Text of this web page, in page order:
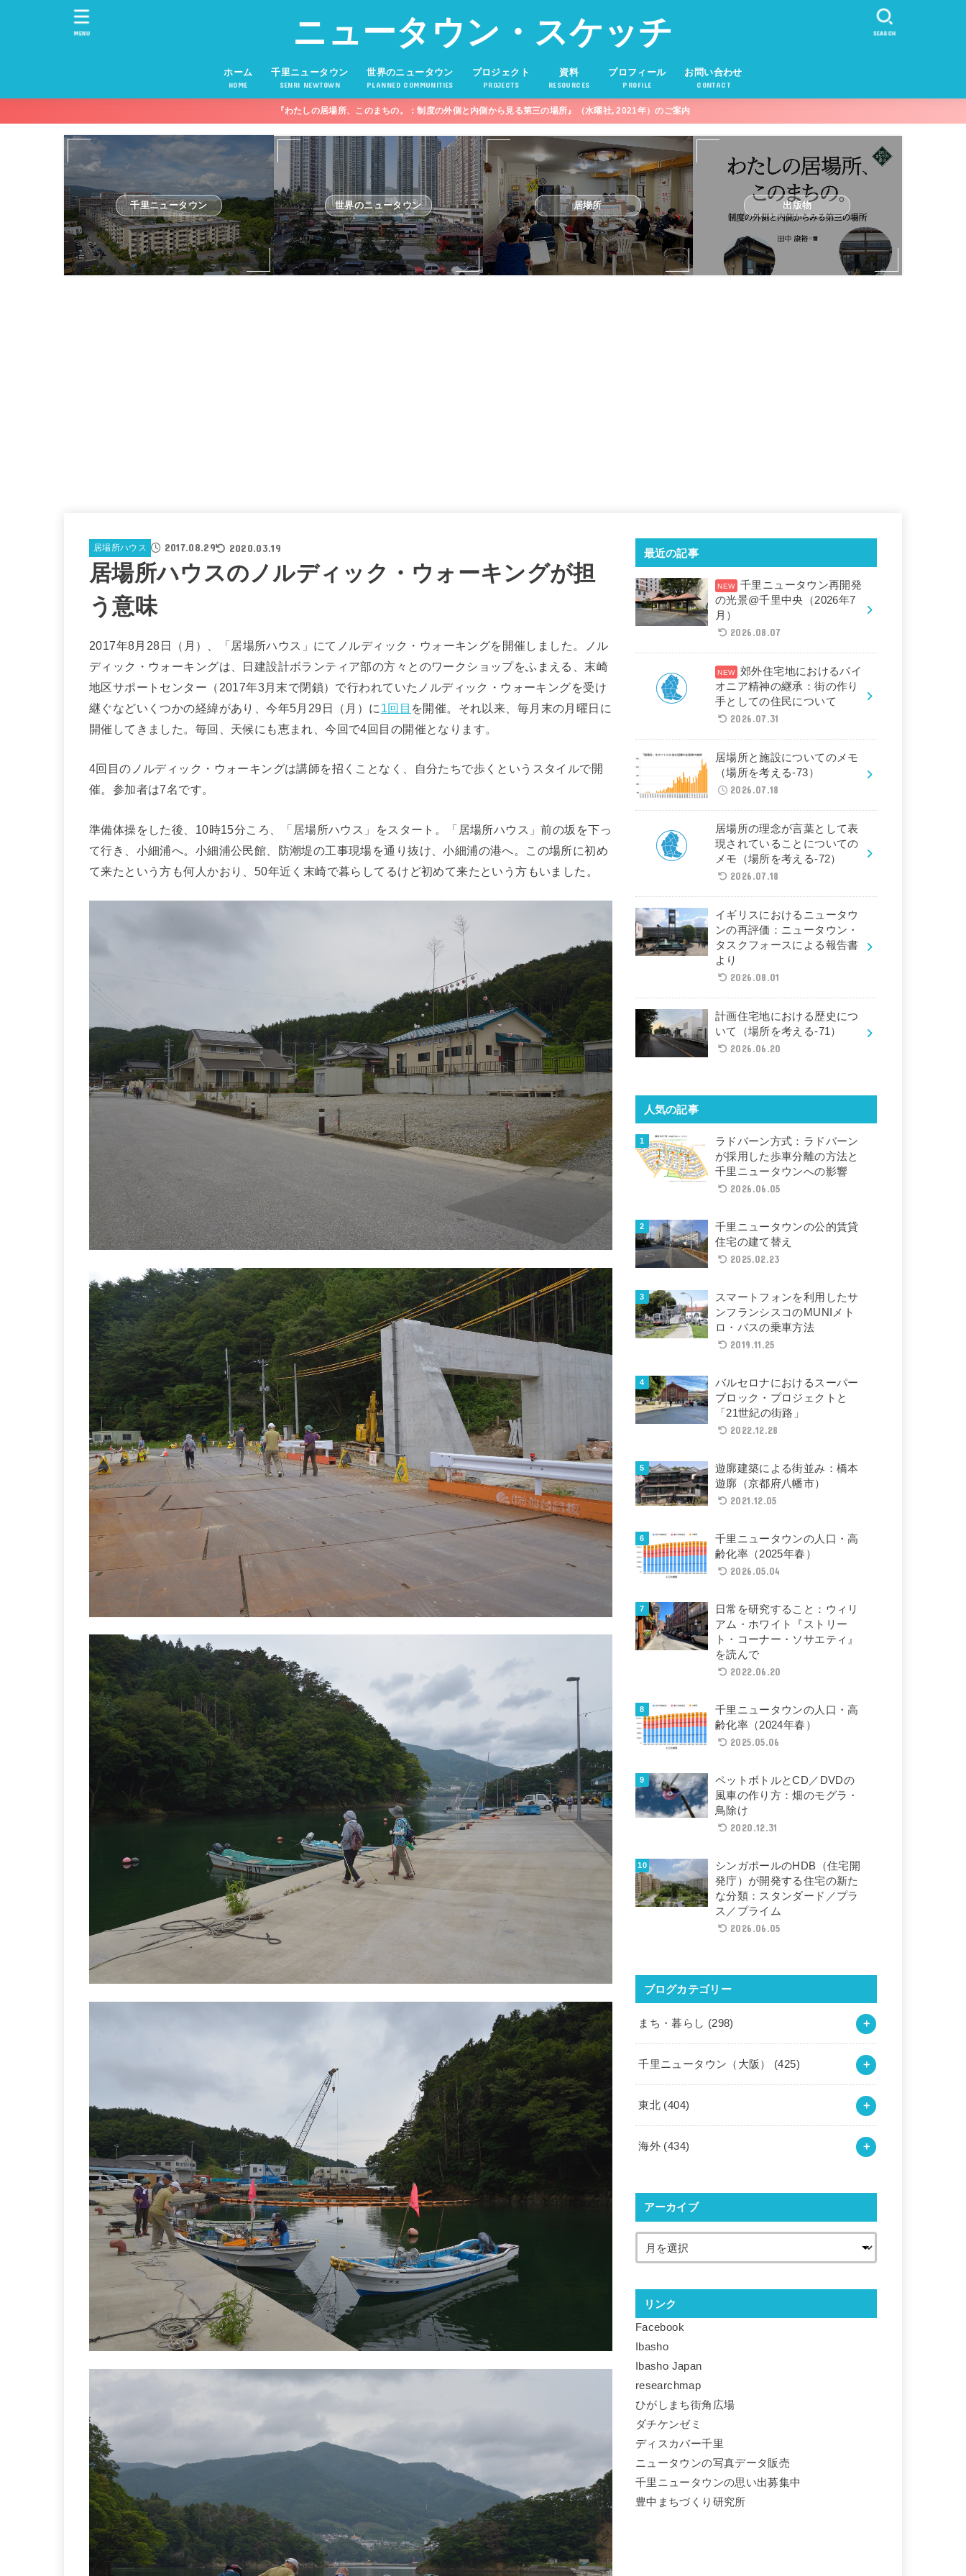
ニュータウン・スケッチ
ホーム
HOME
千里ニュータウン
SENRI NEWTOWN
世界のニュータウン
PLANNED COMMUNITIES
プロジェクト
PROJECTS
資料
RESOURCES
プロフィール
PROFILE
お問い合わせ
CONTACT
SEARCH
MENU
『わたしの居場所、このまちの。：制度の外側と内側から見る第三の場所』（水曜社, 2021年）のご案内
千里ニュータウン 世界のニュータウン 居場所 出版物
居場所ハウス 2017.08.29 2020.03.19
居場所ハウスのノルディック・ウォーキングが担
う意味
2017年8月28日（月）、「居場所ハウス」にてノルディック・ウォーキングを開催しました。ノル
ディック・ウォーキングは、日建設計ボランティア部の方々とのワークショップをふまえる、末崎
地区サポートセンター（2017年3月末で閉鎖）で行われていたノルディック・ウォーキングを受け
継ぐなどいくつかの経緯があり、今年5月29日（月）に 1回目 を開催。それ以来、毎月末の月曜日に
開催してきました。毎回、天候にも恵まれ、今回で4回目の開催となります。
4回目のノルディック・ウォーキングは講師を招くことなく、自分たちで歩くというスタイルで開
催。参加者は7名です。
準備体操をした後、10時15分ころ、「居場所ハウス」をスタート。「居場所ハウス」前の坂を下っ
て行き、小細浦へ。小細浦公民館、防潮堤の工事現場を通り抜け、小細浦の港へ。この場所に初め
て来たという方も何人かおり、50年近く末崎で暮らしてるけど初めて来たという方もいました。
最近の記事
千里ニュータウン再開発
の光景@千里中央（2026年7
月）
2026.08.07
郊外住宅地におけるパイ
オニア精神の継承：街の作り
手としての住民について
2026.07.31
居場所と施設についてのメモ
（場所を考える-73）
2026.07.18
居場所の理念が言葉として表
現されていることについての
メモ（場所を考える-72）
2026.07.18
イギリスにおけるニュータウ
ンの再評価：ニュータウン・
タスクフォースによる報告書
より
2026.08.01
計画住宅地における歴史につ
いて（場所を考える-71）
2026.06.20
人気の記事
ラドバーン方式：ラドバーン
が採用した歩車分離の方法と
千里ニュータウンへの影響
2026.06.05
千里ニュータウンの公的賃貸
住宅の建て替え
2025.02.23
スマートフォンを利用したサ
ンフランシスコのMUNIメト
ロ・バスの乗車方法
2019.11.25
バルセロナにおけるスーパー
ブロック・プロジェクトと
「21世紀の街路」
2022.12.28
遊廓建築による街並み：橋本
遊廓（京都府八幡市）
2021.12.05
千里ニュータウンの人口・高
齢化率（2025年春）
2026.05.04
日常を研究すること：ウィリ
アム・ホワイト『ストリー
ト・コーナー・ソサエティ』
を読んで
2022.06.20
千里ニュータウンの人口・高
齢化率（2024年春）
2025.05.06
ペットボトルとCD／DVDの
風車の作り方：畑のモグラ・
鳥除け
2020.12.31
シンガポールのHDB（住宅開
発庁）が開発する住宅の新た
な分類：スタンダード／プラ
ス／プライム
2026.06.05
ブログカテゴリー
まち・暮らし (298)
千里ニュータウン（大阪） (425)
東北 (404)
海外 (434)
アーカイブ
リンク
Facebook
Ibasho
Ibasho Japan
researchmap
ひがしまち街角広場
ダチケンゼミ
ディスカバー千里
ニュータウンの写真データ販売
千里ニュータウンの思い出募集中
豊中まちづくり研究所